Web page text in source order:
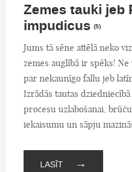
Zemes tauki jeb
impudicus (5)
Jums tā sēne attēlā neko
zemes auglībā ir spēks!
par nekaunīgo fallu jeb
Izrādās tautas
procesu uzlabošanai,
iekaisumu un sāpju
LASĪT →